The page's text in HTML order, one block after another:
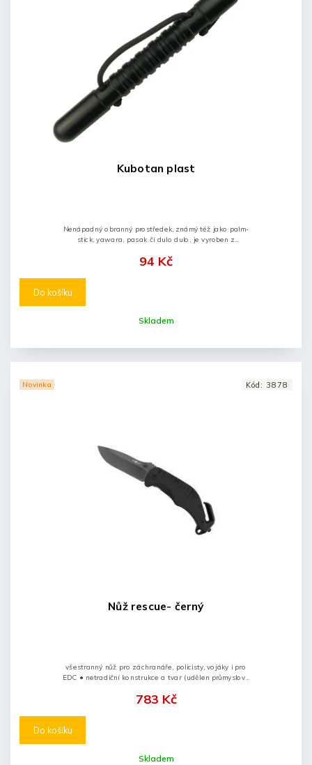
Kubotan plast
Skladem
94 Kč
Do košíku
Nenápadný obranný prostředek, známý též jako palm-
stick, yawara, pasak či dulo dulo, je vyroben z
schopnosti uživatele. Kubotanem...
Novinka
Nůž rescue- černý
Skladem
783 Kč
Do košíku
všestranný nůž pro záchranáře, policisty, vojáky i pro
EDC ● netradiční konstrukce a tvar (udělen průmyslový
skel...
Kód: 3878